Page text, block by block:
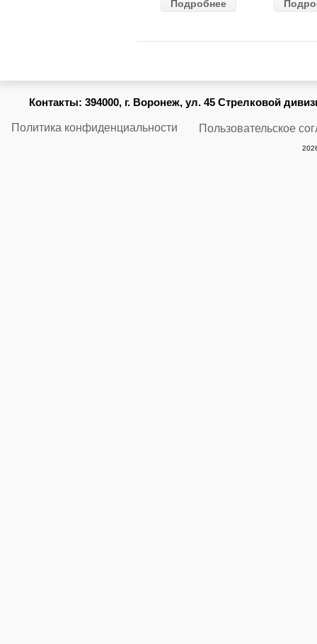
(MANN) W
Подробнее
Контакты: 394000, г. Воронеж, ул. 45 Стрелковой
Политика конфиденциальности Пользовательское